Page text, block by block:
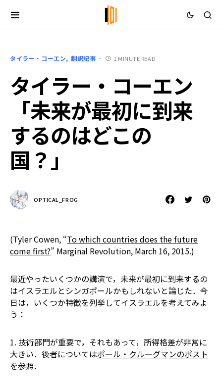
タイラー・コーエン 翻訳記事 1 MINUTE READ
タイラー・コーエン
「未来が最初に到来
するのはどこの
国？」
OPTICAL_FROG
(Tyler Cowen, “To which countries does the future
come first?” Marginal Revolution, March 16, 2015.)
最近やったいくつかの講演で，未来が最初に到来するの
はイスラエルとシンガポールかもしれないと論じた．今
日は，いくつか特徴を列挙してイスラエルを考えてみよ
う：
1. 技術部門が重要で，それもあって，所得格差が非常に
大きい．後者についてはポール・クルーグマンのポスト
を参照．